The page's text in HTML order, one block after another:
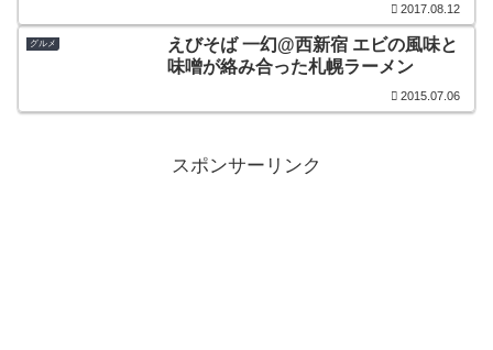
2017.08.12
グルメ
えびそば 一幻@西新宿 エビの風味と
味噌が絡み合った札幌ラーメン
2015.07.06
スポンサーリンク